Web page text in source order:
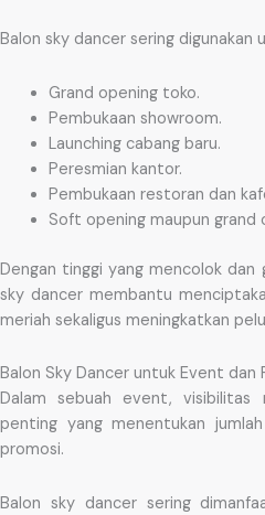
Balon sky dancer sering digunakan
Grand opening toko.
Pembukaan showroom.
Launching cabang baru.
Peresmian kantor.
Pembukaan restoran dan
Soft opening maupun grand
Dengan tinggi yang mencolok
sky dancer membantu
meriah sekaligus meningkatkan
Balon Sky Dancer untuk Event dan
Dalam sebuah event, visibilitas
penting yang menentukan
promosi.
Balon sky dancer sering